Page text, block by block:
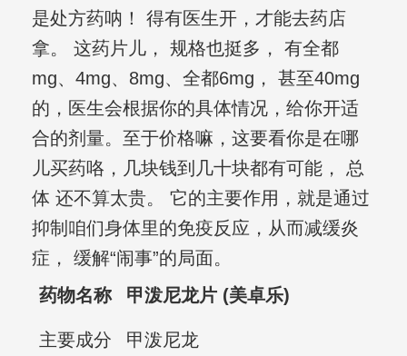
是处方药呐！ 得有医生开，才能去药店
拿。 这药片儿， 规格也挺多， 有全都
mg、4mg、8mg、全都6mg， 甚至40mg
的，医生会根据你的具体情况，给你开适
合的剂量。至于价格嘛，这要看你是在哪
儿买药咯，几块钱到几十块都有可能， 总
体 还不算太贵。 它的主要作用，就是通过
抑制咱们身体里的免疫反应，从而减缓炎
症， 缓解“闹事”的局面。
药物名称
甲泼尼龙片 (美卓乐)
主要成分 甲泼尼龙